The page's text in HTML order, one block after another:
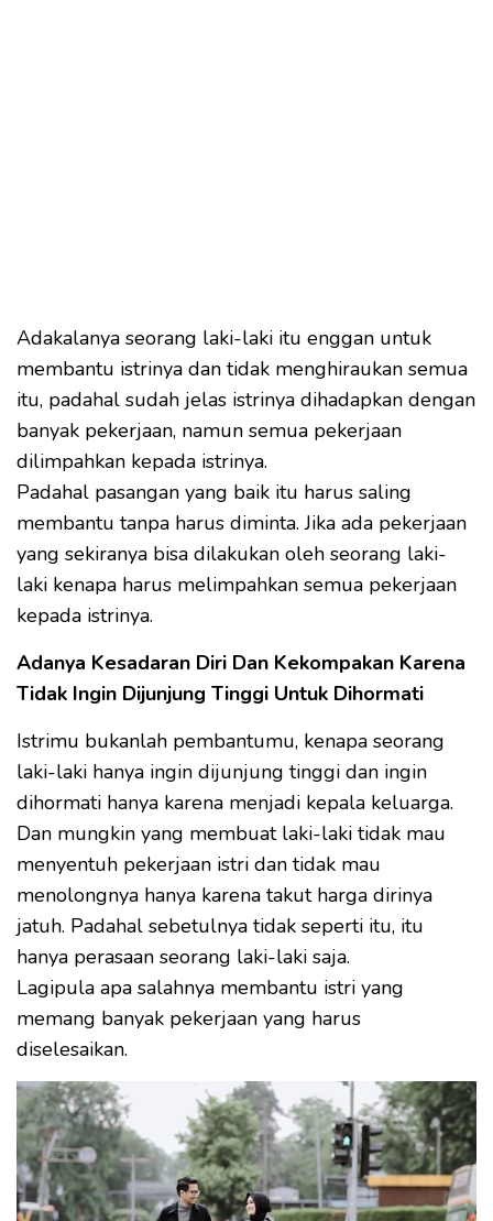
Adakalanya seorang laki-laki itu enggan untuk
membantu istrinya dan tidak menghiraukan semua
itu, padahal sudah jelas istrinya dihadapkan dengan
banyak pekerjaan, namun semua pekerjaan
dilimpahkan kepada istrinya.
Padahal pasangan yang baik itu harus saling
membantu tanpa harus diminta. Jika ada pekerjaan
yang sekiranya bisa dilakukan oleh seorang laki-
laki kenapa harus melimpahkan semua pekerjaan
kepada istrinya.
Adanya Kesadaran Diri Dan Kekompakan Karena
Tidak Ingin Dijunjung Tinggi Untuk Dihormati
Istrimu bukanlah pembantumu, kenapa seorang
laki-laki hanya ingin dijunjung tinggi dan ingin
dihormati hanya karena menjadi kepala keluarga.
Dan mungkin yang membuat laki-laki tidak mau
menyentuh pekerjaan istri dan tidak mau
menolongnya hanya karena takut harga dirinya
jatuh. Padahal sebetulnya tidak seperti itu, itu
hanya perasaan seorang laki-laki saja.
Lagipula apa salahnya membantu istri yang
memang banyak pekerjaan yang harus
diselesaikan.